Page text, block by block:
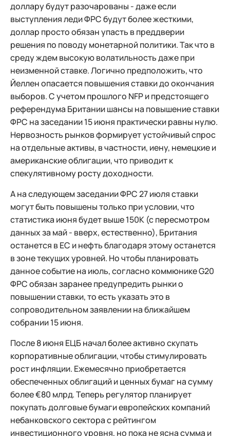
доллару будут разочарованы - даже если
выступления леди ФРС будут более жесткими,
доллар просто обязан упасть в преддверии
решения по поводу монетарной политики. Так что в
среду ждем высокую волатильность даже при
неизменной ставке. Логично предположить, что
Йеллен опасается повышения ставки до окончания
выборов. С учетом прошлого NFP и предстоящего
референдума Британии шансы на повышение ставки
ФРС на заседании 15 июня практически равны нулю.
Нервозность рынков формирует устойчивый спрос
на отдельные активы, в частности, иену, немецкие и
американские облигации, что приводит к
спекулятивному росту доходности.
А на следующем заседании ФРС 27 июля ставки
могут быть повышены только при условии, что
статистика июня будет выше 150К (с пересмотром
данных за май - вверх, естественно), Британия
останется в ЕС и нефть благодаря этому останется
в зоне текущих уровней. Но чтобы планировать
данное событие на июль, согласно коммюнике G20
ФРС обязан заранее предупредить рынки о
повышении ставки, то есть указать это в
сопроводительном заявлении на ближайшем
собрании 15 июня.
После 8 июня ЕЦБ начал более активно скупать
корпоративные облигации, чтобы стимулировать
рост инфляции. Ежемесячно приобретается
обеспеченных облигаций и ценных бумаг на сумму
более €80 млрд. Теперь регулятор планирует
покупать долговые бумаги европейских компаний
небанковского сектора с рейтингом
инвестиционного уровня, но пока не ясна сумма и